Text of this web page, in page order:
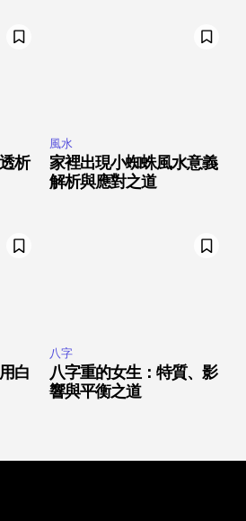
析
風水
家裡出現小蜘蛛風水意義
解析與應對之道
白
八字
八字重的女生：特質、影
響與平衡之道